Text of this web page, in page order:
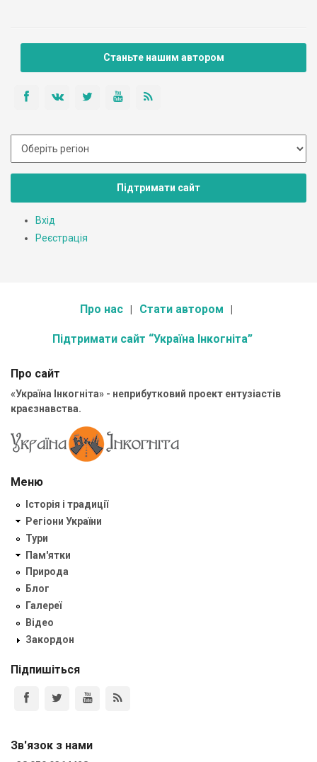
Станьте нашим автором
Підтримати сайт
Вхід
Реєстрація
Про нас Стати автором
Підтримати сайт “Україна Інкогніта”
Про сайт
«Україна Інкогніта» - неприбутковий проект ентузіастів
краєзнавства.
Меню
Історія і традиції
Регіони України
Тури
Пам'ятки
Природа
Блог
Галереї
Відео
Закордон
Підпишіться
Зв'язок з нами